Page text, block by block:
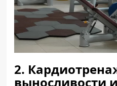
2.
выносливости